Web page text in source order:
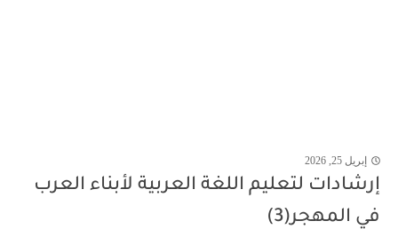
إبريل 25, 2026
إرشادات لتعليم اللغة العربية لأبناء العرب
في المهجر(3)